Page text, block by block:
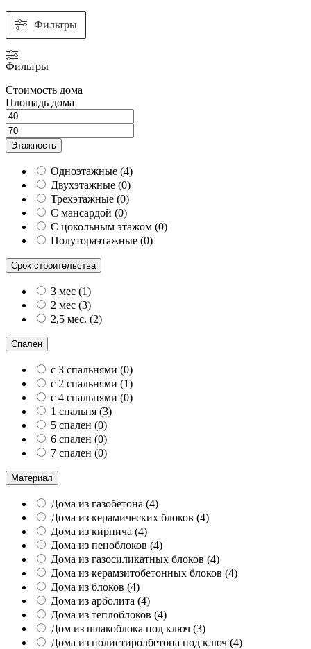
Фильтры
Фильтры
Стоимость дома
Площадь дома
Этажность
Одноэтажные (4)
Двухэтажные (0)
Трехэтажные (0)
С мансардой (0)
С цокольным этажом (0)
Полутораэтажные (0)
Срок строительства
3 мес (1)
2 мес (3)
2,5 мес. (2)
Спален
с 3 спальнями (0)
с 2 спальнями (1)
с 4 спальнями (0)
1 спальня (3)
5 спален (0)
6 спален (0)
7 спален (0)
Материал
Дома из газобетона (4)
Дома из керамических блоков (4)
Дома из кирпича (4)
Дома из пеноблоков (4)
Дома из газосиликатных блоков (4)
Дома из керамзитобетонных блоков (4)
Дома из блоков (4)
Дома из арболита (4)
Дома из теплоблоков (4)
Дом из шлакоблока под ключ (3)
Дома из полистиролбетона под ключ (4)